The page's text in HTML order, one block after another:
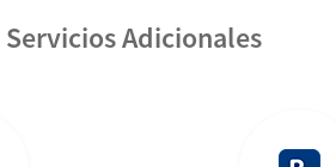
Servicios Adicionales